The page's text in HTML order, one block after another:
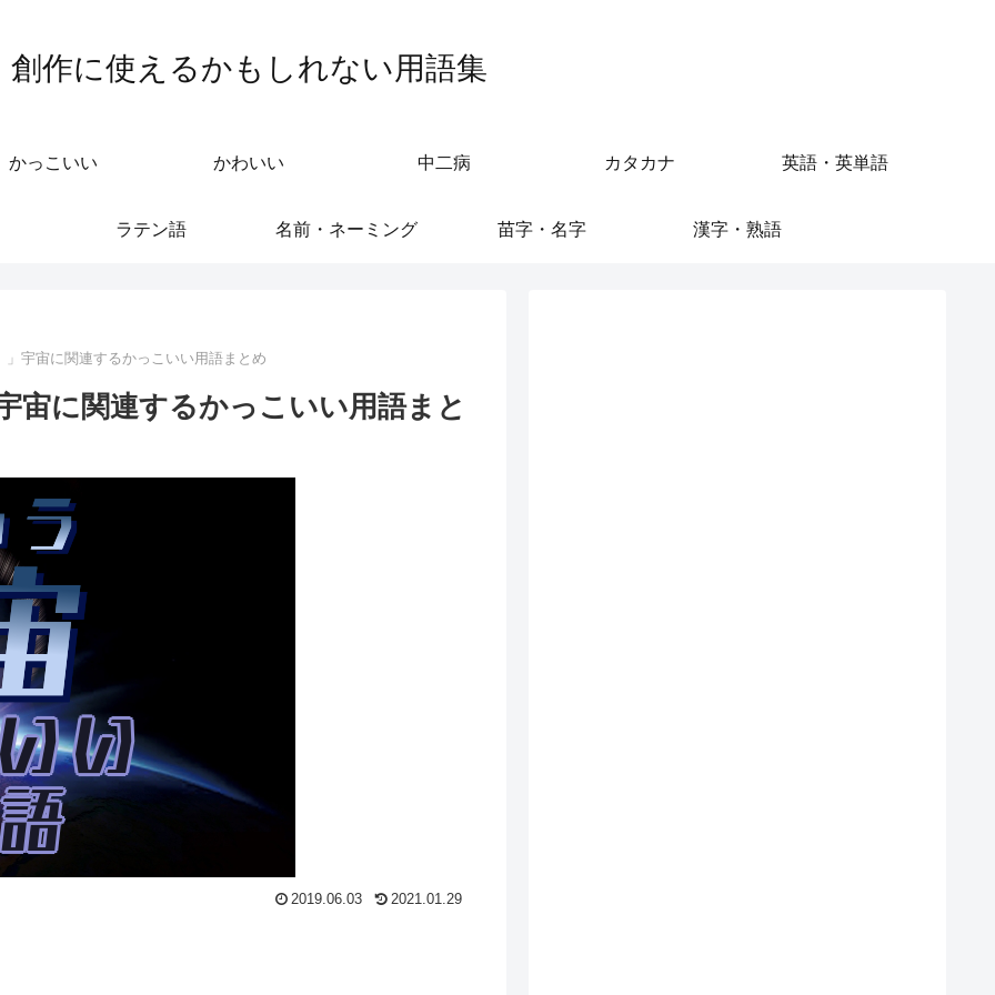
創作に使えるかもしれない用語集
かっこいい かわいい 中二病 カタカナ 英語・英単語
ラテン語 名前・ネーミング 苗字・名字 漢字・熟語
宇宙に関連するかっこいい用語まとめ
宙に関連するかっこいい用語まと
2019.06.03 2021.01.29